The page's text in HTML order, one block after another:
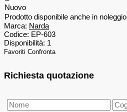
Nuovo
Prodotto disponibile anche in noleggio
Marca: Narda
Codice: EP-603
Disponibilità: 1
Favoriti Confronta
Richiesta quotazione